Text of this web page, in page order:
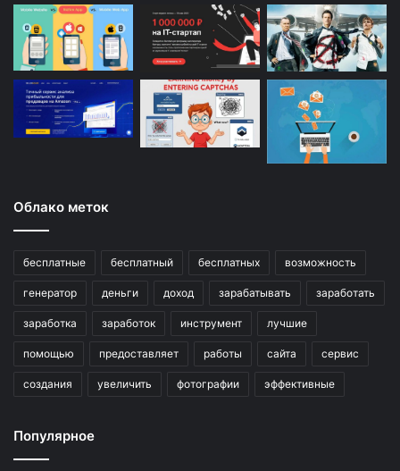
Облако меток
бесплатные бесплатный бесплатных возможность
генератор деньги доход зарабатывать заработать
заработка заработок инструмент лучшие
помощью предоставляет работы сайта сервис
создания увеличить фотографии эффективные
Популярное